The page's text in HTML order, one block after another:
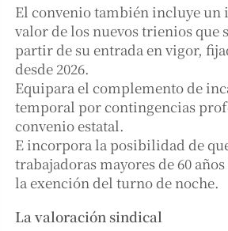
El convenio también incluye un
valor de los nuevos trienios que
partir de su entrada en vigor,
desde 2026.
Equipara el complemento de
temporal por contingencias
convenio estatal.
E incorpora la posibilidad de
trabajadoras mayores de 60
la exención del turno de noche.
La valoración sindical